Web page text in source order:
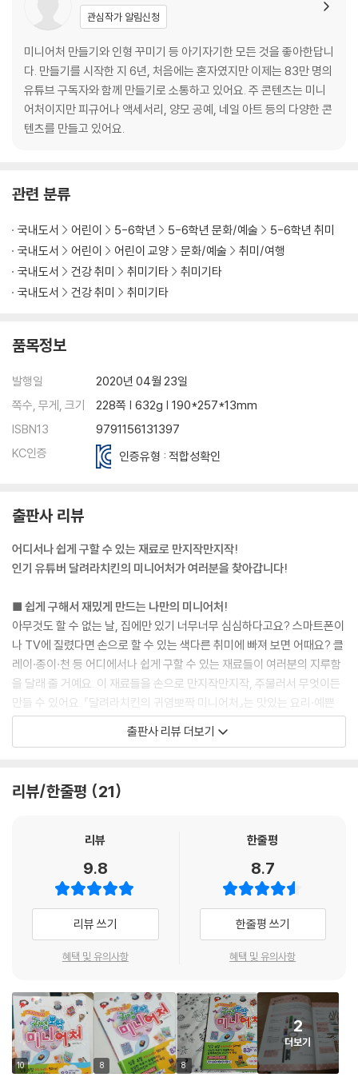
고래 / 보석 젤리 / 달팽이 / 얼음 빙수
중급
과일 아이스크림 / 미니 정원 / 인어 공주 열쇠고리 / 삼계탕 / 버플 플랍
고급
3. 가을의 미니어처
초급
시리얼 / 금도끼 찹쌀떡 / 윷놀이 / 보름달
중급
고급
호박 전등 / 미술 세트 / 그랜드 피아노
특별 페이지
4. 겨울의 미니어처
북극곰 / 산타 원피스 / 달걀 빵 / 트리 워터 볼 / 크리스마스 리스
벽난로 / 크리스마스트리 / 온천 토끼 / 과자 집
특별 페이지
관심작가 알림신청
미니어처 만들기와 인형 꾸미기 등 아기자기한 모든 것을 좋아한답니
다. 만들기를 시작한 지 6년, 처음에는 혼자였지만 이제는 83만 명의
유튜브 구독자와 함께 만들기로 소통하고 있어요. 주 콘텐츠는 미니
어처이지만 피규어나 액세서리, 양모 공예, 네일 아트 등의 다양한 콘
텐츠를 만들고 있어요.
관련 분류
국내도서 어린이 5-6학년 5-6학년 문화/예술
5-6학년 취미
국내도서
어린이 어린이 교양 문화/예술
취미/여행
국내도서
건강 취미 취미기타
취미기타
국내도서
건강 취미 취미기타
품목정보
발행일
2020년 04월 23일
쪽수, 무게, 크기
228쪽 | 632g | 190*257*13mm
ISBN13
9791156131397
KC인증
인증유형 : 적합성확인
출판사 리뷰
어디서나 쉽게 구할 수 있는 재료로 만지작만지작!
인기 유튜버 달려라치킨의 미니어처가 여러분을 찾아갑니다!
■ 쉽게 구해서 재밌게 만드는 나만의 미니어처!
아무것도 할 수 없는 날, 집에만 있기 너무너무 심심하다고요? 스마트폰이
나 TV에 질렸다면 손으로 할 수 있는 색다른 취미에 빠져 보면 어때요? 클
레이·종이·천 등 어디에서나 쉽게 구할 수 있는 재료들이 여러분의 지루함
을 달래 줄 거예요. 이 재료들을 손으로 만지작만지작, 주물러서 무엇이든
만들 수 있어요. 『달려라치킨의 귀염뽀짝 미니어처』는 맛있는 요리·예쁜
액세서리·귀여운 동식물 등의 50개 수록 콘텐츠로 여러분만의 아기자기
한 세상을 만드는 법을 소개해요.
구독자 83만 명을 보유한 인기 미니어처 유튜버 달려라치킨의 만들기 노
서 직접 확인할 수 있답니다. 주재료와 보조 도구를 포함한 상세한 설명. 수
목표와 미니어처 만드는 순서 등. 차근차근 따라 하며 실력을 쌓을 수 있도
록 배려했어요.
■ 이보다 더 친절할 수 없는 자세한 설명
재료들을 반죽하고 자르고 붙여서 미니어처로 만들기까지 어렵지 않겠느
한 설명이 있어요. 만들기 과정의 작은 부분까지 세밀하게 제시하며 여러
분의 미니어처 만들기를 도와줄 거예요. 멋진 작품이 나오도록 만들 때 꼭
주의해야 할 점도 알려 줘요. 그래도 이해되지 않는 장별 고급편에는 달려
라치킨의 제작 영상을 볼 수 있도록 QR 코드를 수록했답니다.
출판사 리뷰 더보기
리뷰/한줄평 21
리뷰
9.8
리뷰 쓰기
혜택 및 유의사항
한줄평
8.7
한줄평 쓰기
혜택 및 유의사항
10 8 8
2
더보기